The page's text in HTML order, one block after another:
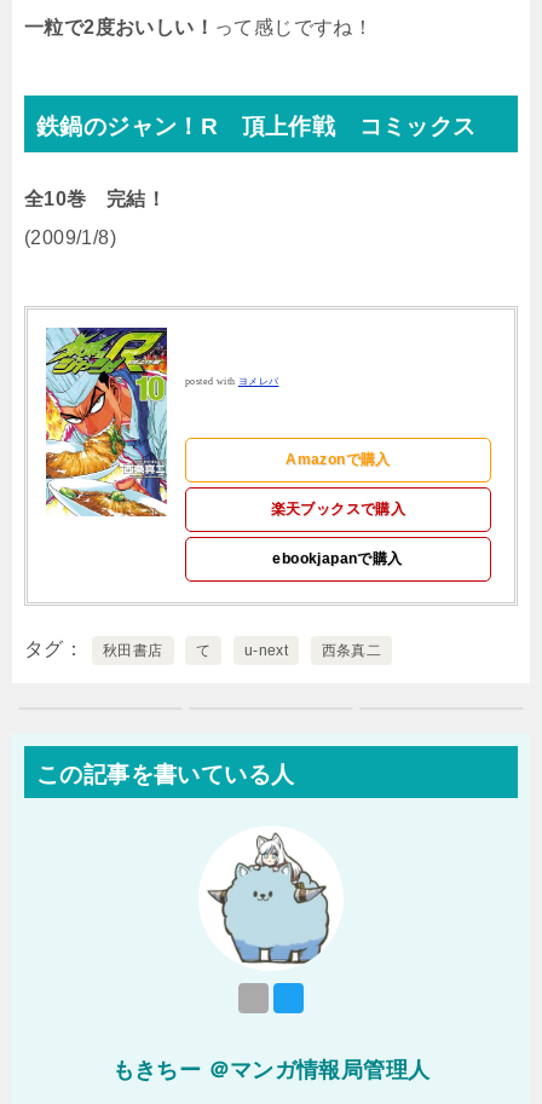
一粒で2度おいしい！ って感じですね！
鉄鍋のジャン！R 頂上作戦 コミックス
全10巻 完結！
(2009/1/8)
posted with ヨメレバ
Amazonで購入
楽天ブックスで購入
ebookjapanで購入
タグ 秋田書店 て u-next 西条真二
この記事を書いている人
もきちー ＠マンガ情報局管理人